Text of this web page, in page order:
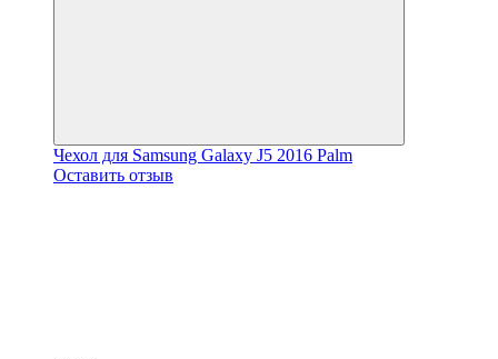
Чехол для Samsung Galaxy J5 2016 Palm
Оставить отзыв